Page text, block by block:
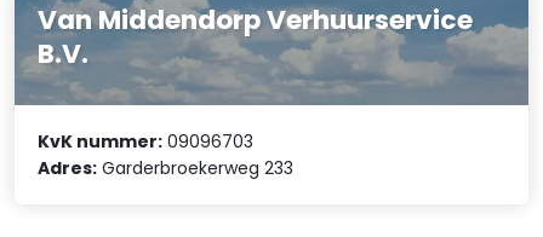
Van Middendorp Verhuurservice
B.V.
KvK nummer: 09096703
Adres: Garderbroekerweg 233